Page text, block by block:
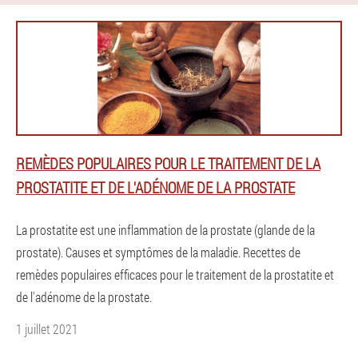
REMÈDES POPULAIRES POUR LE TRAITEMENT DE LA
PROSTATITE ET DE L'ADÉNOME DE LA PROSTATE
La prostatite est une inflammation de la prostate (glande de la
prostate). Causes et symptômes de la maladie. Recettes de
remèdes populaires efficaces pour le traitement de la prostatite et
de l'adénome de la prostate.
1 juillet 2021